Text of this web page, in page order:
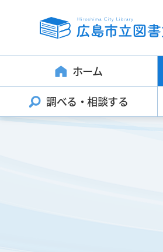
ホーム
調べる・相談する